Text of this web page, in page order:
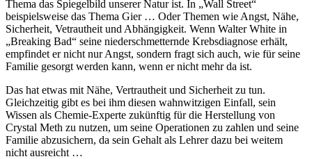
Thema das Spiegelbild unserer Natur ist. In „Wall Street“
beispielsweise das Thema Gier … Oder Themen wie Angst, Nähe,
Sicherheit, Vetrautheit und Abhängigkeit. Wenn Walter White in
„Breaking Bad“ seine niederschmetternde Krebsdiagnose erhält,
empfindet er nicht nur Angst, sondern fragt sich auch, wie für seine
Familie gesorgt werden kann, wenn er nicht mehr da ist.
Das hat etwas mit Nähe, Vertrautheit und Sicherheit zu tun.
Gleichzeitig gibt es bei ihm diesen wahnwitzigen Einfall, sein
Wissen als Chemie-Experte zukünftig für die Herstellung von
Crystal Meth zu nutzen, um seine Operationen zu zahlen und seine
Familie abzusichern, da sein Gehalt als Lehrer dazu bei weitem
nicht ausreicht …